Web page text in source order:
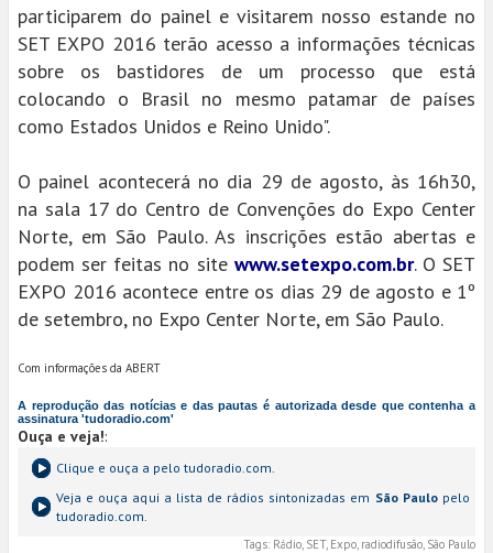
participarem do painel e visitarem nosso estande no
SET EXPO 2016 terão acesso a informações técnicas
sobre os bastidores de um processo que está
colocando o Brasil no mesmo patamar de países
como Estados Unidos e Reino Unido".
O painel acontecerá no dia 29 de agosto, às 16h30,
na sala 17 do Centro de Convenções do Expo Center
Norte, em São Paulo. As inscrições estão abertas e
podem ser feitas no site www.setexpo.com.br. O SET
EXPO 2016 acontece entre os dias 29 de agosto e 1º
de setembro, no Expo Center Norte, em São Paulo.
Com informações da ABERT
A reprodução das notícias e das pautas é autorizada desde que contenha a
assinatura 'tudoradio.com'
Ouça e veja!:
Clique e ouça a pelo tudoradio.com.
Veja e ouça aqui a lista de rádios sintonizadas em São Paulopelo
tudoradio.com.
Tags: Rádio, SET, Expo, radiodifusão, São Paulo